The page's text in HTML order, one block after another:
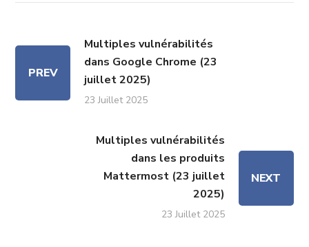
PREV
Multiples vulnérabilités
dans Google Chrome (23
juillet 2025)
23 Juillet 2025
Multiples vulnérabilités
dans les produits
Mattermost (23 juillet
2025)
23 Juillet 2025
NEXT